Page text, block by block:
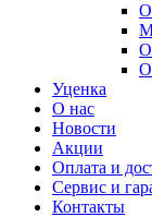
Уценка
О нас
Новости
Акции
Оплата и
Сервис и
Контакты